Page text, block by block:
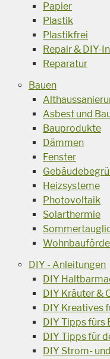
Papier
Plastik
Plastikfrei
Repair & DIY-
Reparatur
Bauen
Asbest und
Bauprodukte
Dämmen
Fenster
Heizsysteme
Photovoltaik
Solarthermie
DIY - Anleitungen
DIY
DIY Kräuter &
DIY Kreatives
DIY Tipps fürs
DIY Tipps für
DIY Strom-